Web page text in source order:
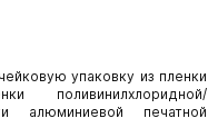
упаковку из пленки
поливинилхлоридной/
алюминиевой печатной